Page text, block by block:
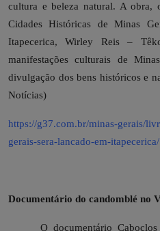
cultura e beleza natural. A obra,
Cidades Históricas de Minas
Itapecerica, Wirley Reis –
manifestações culturais de
divulgação dos bens históricos e
Notícias)
https://g37.com.br/minas-gerais/
gerais-sera-lancado-em-itapecerica/
Documentário do candomblé no
O documentário